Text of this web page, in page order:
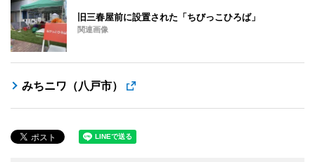
旧三春屋前に設置された「ちびっこひろば」
関連画像
みちニワ（八戸市）